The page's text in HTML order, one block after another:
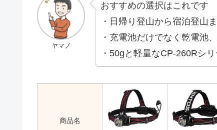
ヤマノ
おすすめの選択はこれです
・日帰り登山から宿泊登山
・充電池だけでなく乾電池
・50gと軽量なCP-260Rシ
商品名